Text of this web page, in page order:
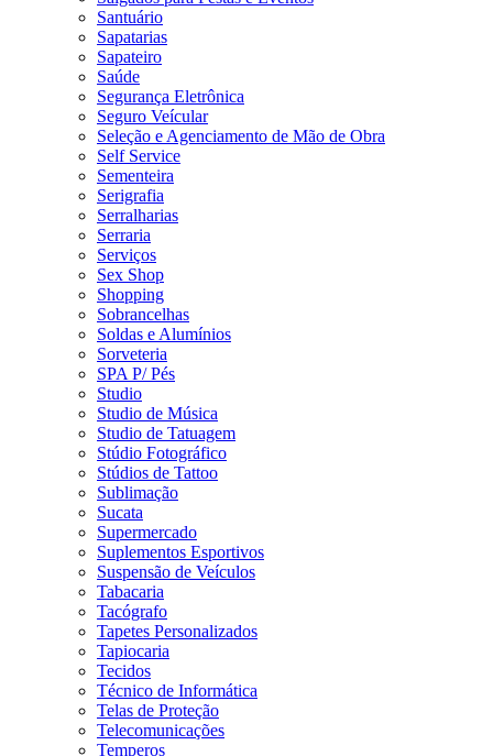
Santuário
Sapatarias
Sapateiro
Saúde
Segurança Eletrônica
Seguro Veícular
Seleção e Agenciamento de Mão de Obra
Self Service
Sementeira
Serigrafia
Serralharias
Serraria
Serviços
Sex Shop
Shopping
Sobrancelhas
Soldas e Alumínios
Sorveteria
SPA P/ Pés
Studio
Studio de Música
Studio de Tatuagem
Stúdio Fotográfico
Stúdios de Tattoo
Sublimação
Sucata
Supermercado
Suplementos Esportivos
Suspensão de Veículos
Tabacaria
Tacógrafo
Tapetes Personalizados
Tapiocaria
Tecidos
Técnico de Informática
Telas de Proteção
Telecomunicações
Temperos